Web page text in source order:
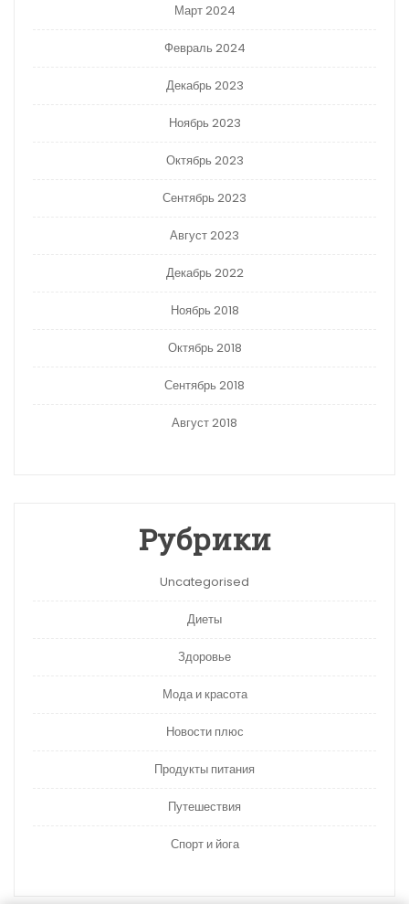
Март 2024
Февраль 2024
Декабрь 2023
Ноябрь 2023
Октябрь 2023
Сентябрь 2023
Август 2023
Декабрь 2022
Ноябрь 2018
Октябрь 2018
Сентябрь 2018
Август 2018
Рубрики
Uncategorised
Диеты
Здоровье
Мода и красота
Новости плюс
Продукты питания
Путешествия
Спорт и йога